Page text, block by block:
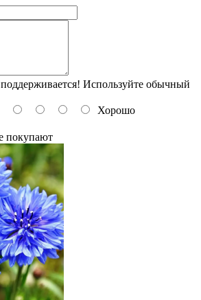
Используйте обычный
Хорошо
покупают